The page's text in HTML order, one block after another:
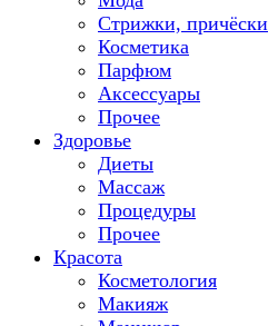
Стрижки, причёски
Косметика
Парфюм
Аксессуары
Прочее
Здоровье
Диеты
Массаж
Процедуры
Прочее
Красота
Косметология
Макияж